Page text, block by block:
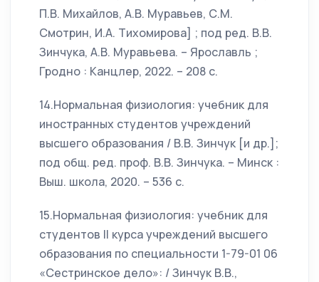
П.В. Михайлов, А.В. Муравьев, С.М.
Смотрин, И.А. Тихомирова] ; под ред. В.В.
Зинчука, А.В. Муравьева. – Ярославль ;
Гродно : Канцлер, 2022. – 208 с.
14.Нормальная физиология: учебник для
иностранных студентов учреждений
высшего образования / В.В. Зинчук [и др.];
под общ. ред. проф. В.В. Зинчука. – Минск :
Выш. школа, 2020. – 536 с.
15.Нормальная физиология: учебник для
студентов II курса учреждений высшего
образования по специальности 1-79-01 06
«Сестринское дело»: / Зинчук В.В.,